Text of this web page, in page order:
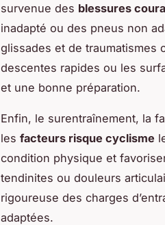
survenue des blessures
inadapté ou des pneus non
glissades et de traumatismes
descentes rapides ou les
et une bonne préparation.
Enfin, le surentraînement, la
les facteurs risque cyclisme
condition physique et
tendinites ou douleurs
rigoureuse des charges
adaptées.